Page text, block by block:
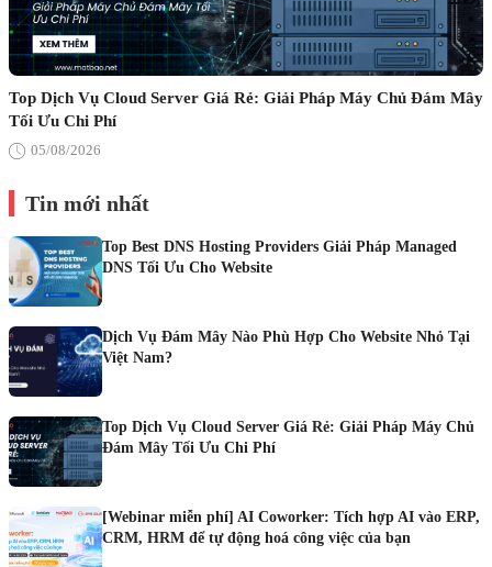
Top Dịch Vụ Cloud Server Giá Rẻ: Giải Pháp Máy Chủ Đám Mây
Tối Ưu Chi Phí
05/08/2026
Tin mới nhất
Top Best DNS Hosting Providers Giải Pháp Managed
DNS Tối Ưu Cho Website
Dịch Vụ Đám Mây Nào Phù Hợp Cho Website Nhỏ Tại
Việt Nam?
Top Dịch Vụ Cloud Server Giá Rẻ: Giải Pháp Máy Chủ
Đám Mây Tối Ưu Chi Phí
[Webinar miễn phí] AI Coworker: Tích hợp AI vào ERP,
CRM, HRM để tự động hoá công việc của bạn